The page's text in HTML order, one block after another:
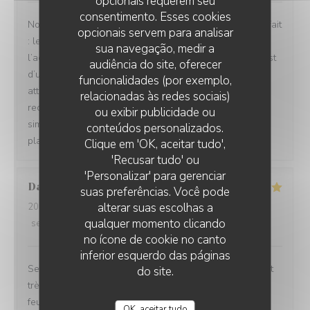
consentimento. Esses cookies
opcionais servem para analisar
sua navegação, medir a
audiência do site, oferecer
funcionalidades (por exemplo,
relacionadas às redes sociais)
ou exibir publicidade ou
conteúdos personalizados.
Clique em 'OK, aceitar tudo',
'Recusar tudo' ou
'Personalizar' para gerenciar
suas preferências. Você pode
alterar suas escolhas a
qualquer momento clicando
no ícone de cookie no canto
inferior esquerdo das páginas
do site.
Nous avons passé un excellent moment ! Tout était parfait
: les repas étaient délicieux, le service irréprochable, et
l’accueil d’une chaleur exceptionnelle. Toute l’équipe est
d’une grande gentillesse, avec de nombreuses petites
attentions qui font vraiment la différence. Nous
recommandons cet établissement à 100 % ! C’est tout
simplement topissime. Nous reviendrons avec grand
plaisir !
David
2026-08-04
- 12:30 - guests 5
service
ambience: 5/5 menu:5 /5 quality_price
Service impeccable et convivial. Nourriture excellente et
très copieuse. Je recommande particulièrement le mille
feuille à la crème noisette-vanille. Un délice 😋